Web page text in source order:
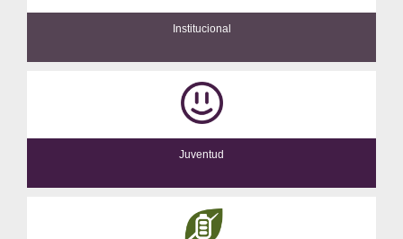
Institucional
Juventud